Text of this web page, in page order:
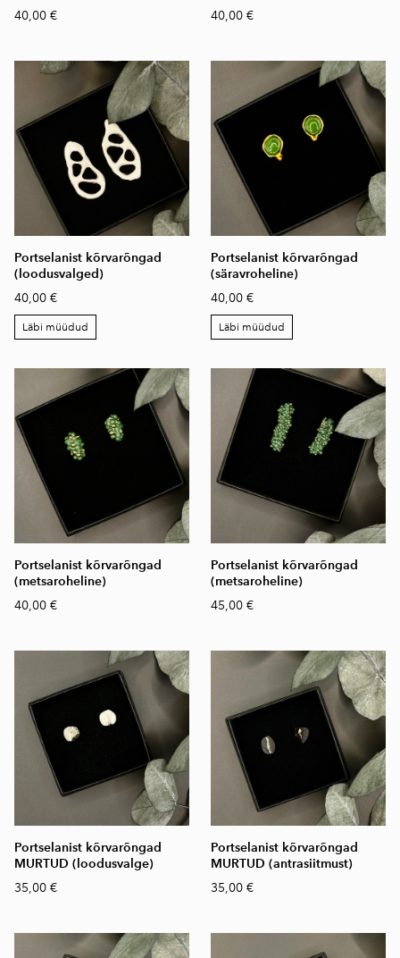
40,00 €
40,00 €
Portselanist kõrvarõngad
(loodusvalged)
40,00 €
Läbi müüdud
Portselanist kõrvarõngad
(säravroheline)
40,00 €
Läbi müüdud
Portselanist kõrvarõngad
(metsaroheline)
40,00 €
Portselanist kõrvarõngad
(metsaroheline)
45,00 €
Portselanist kõrvarõngad
MURTUD (loodusvalge)
35,00 €
Portselanist kõrvarõngad
MURTUD (antrasiitmust)
35,00 €